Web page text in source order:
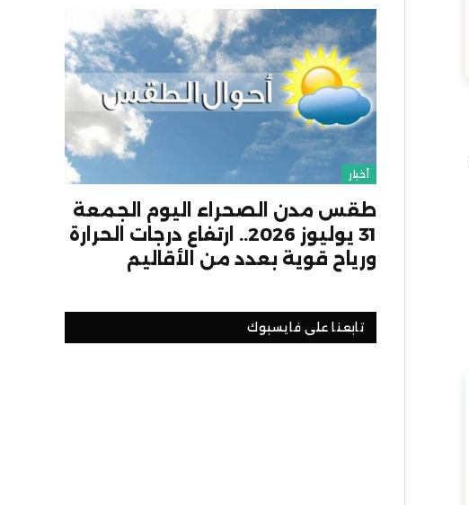
أخبار
طقس مدن الصحراء اليوم الجمعة
31 يوليوز 2026.. ارتفاع درجات الحرارة
ورياح قوية بعدد من الأقاليم
تابعنا على فايسبوك